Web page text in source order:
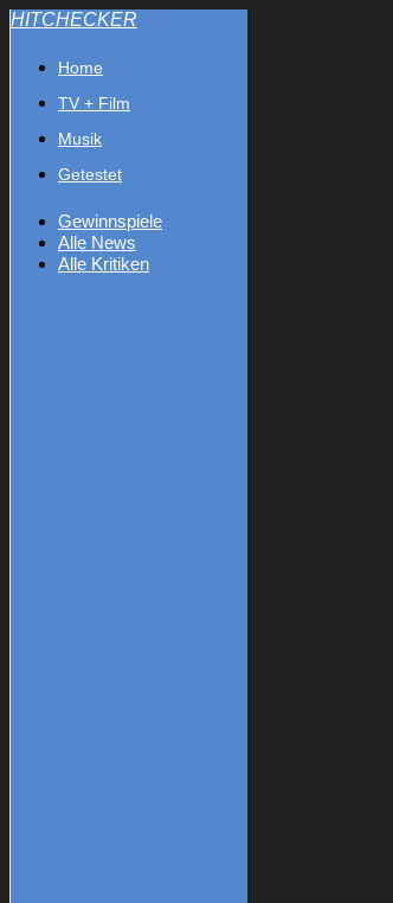
HITCHECKER
Home
TV + Film
Musik
Getestet
Gewinnspiele
Alle News
Alle Kritiken